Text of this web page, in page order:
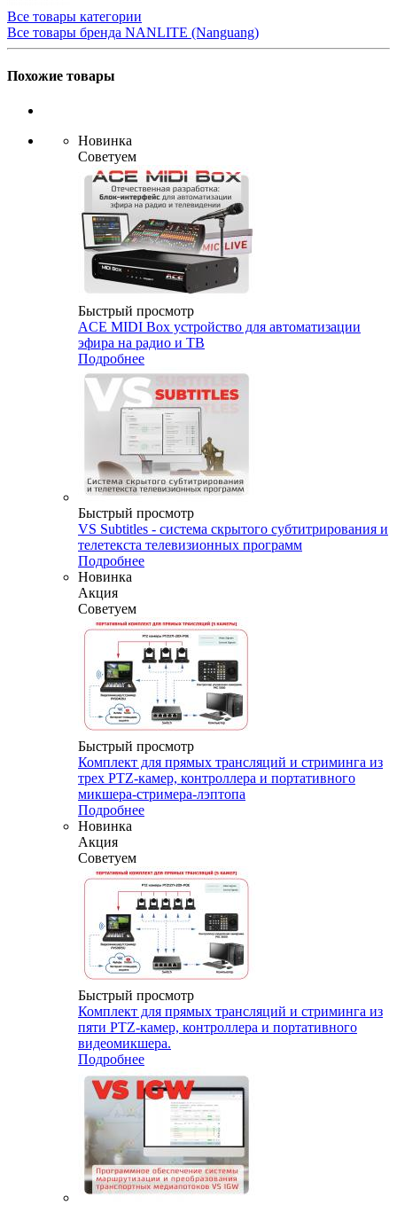
Все товары категории
Все товары бренда NANLITE (Nanguang)
Похожие товары
Новинка
Советуем
Быстрый просмотр
ACE MIDI Box устройство для автоматизации
эфира на радио и ТВ
Подробнее
Быстрый просмотр
VS Subtitles - система скрытого субтитрирования и
телетекста телевизионных программ
Подробнее
Новинка
Акция
Советуем
Быстрый просмотр
Комплект для прямых трансляций и стриминга из
трех PTZ-камер, контроллера и портативного
микшера-стримера-лэптопа
Подробнее
Новинка
Акция
Советуем
Быстрый просмотр
Комплект для прямых трансляций и стриминга из
пяти PTZ-камер, контроллера и портативного
видеомикшера.
Подробнее